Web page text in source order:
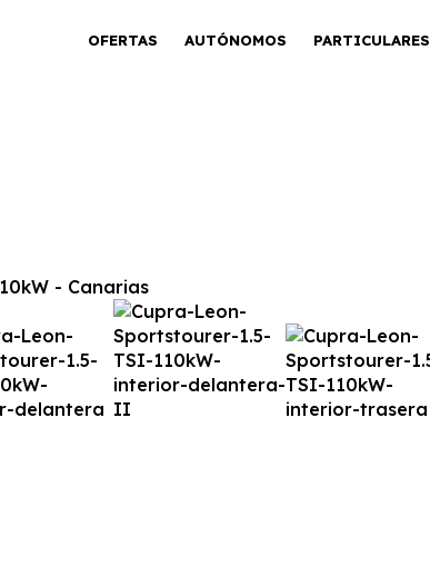
OFERTAS AUTÓNOMOS PARTICULARES